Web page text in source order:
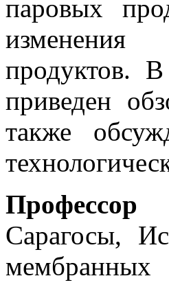
паровых
изменения
продуктов.
приведен
также
Сарагосы,